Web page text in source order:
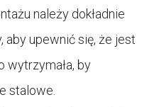
należy dokładnie
aby upewnić się, że jest
wytrzymała, by
stalowe.